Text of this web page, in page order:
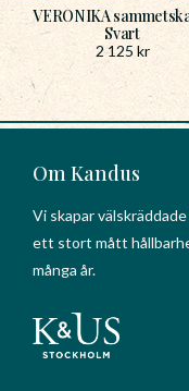
VERONIKA
Svart
2 125 kr
Om Kandus
Vi skapar
ett stort mått
många år.